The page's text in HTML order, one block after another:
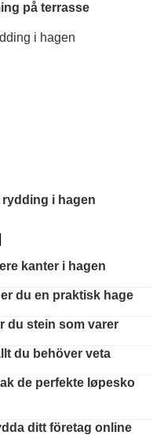
på terrasse
i hagen
kanter i hagen
du en praktisk hage
du stein som varer
du behöver veta
de perfekte løpesko
ditt företag online